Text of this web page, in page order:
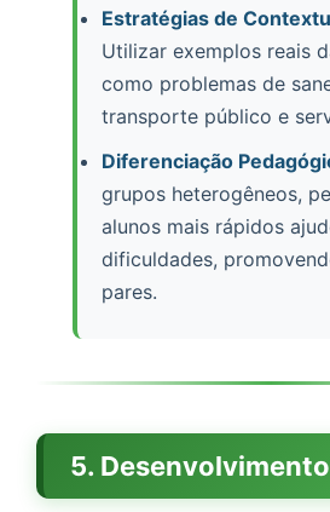
Estratégias de
Utilizar exemplos reais
como problemas de
transporte público e
Diferenciação
grupos heterogêneos,
alunos mais rápidos
dificuldades,
pares.
5.